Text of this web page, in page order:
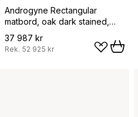
Androgyne Rectangular
matbord, oak dark stained,
278x109 cm
37 987 kr
Rek. 52 925 kr